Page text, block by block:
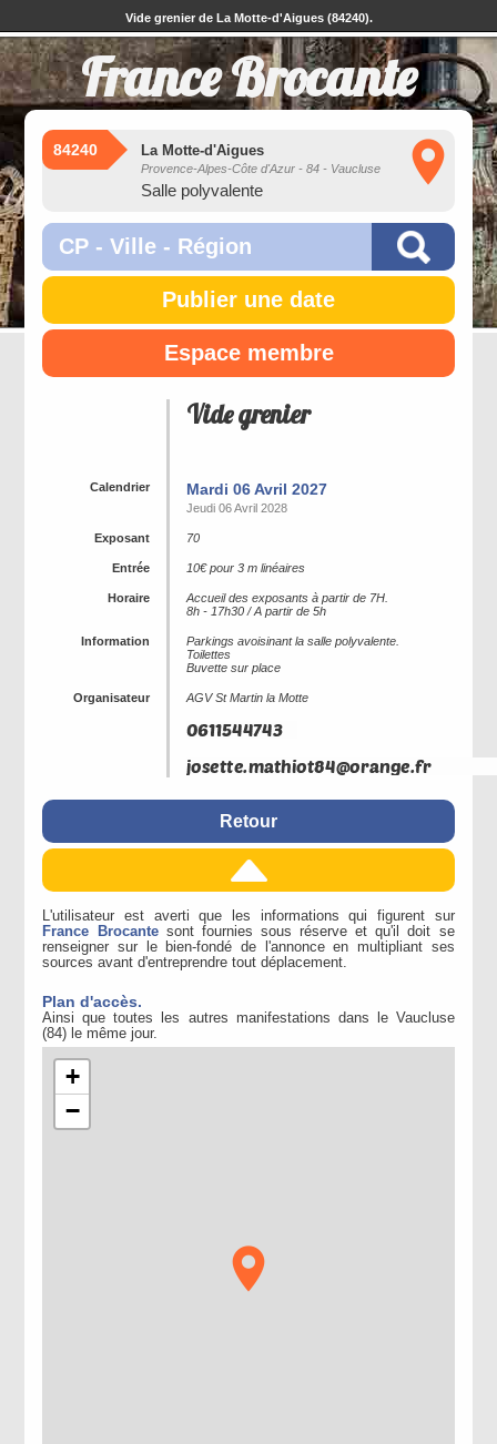
Vide grenier de La Motte-d'Aigues (84240).
France Brocante
84240 La Motte-d'Aigues
Provence-Alpes-Côte d'Azur - 84 - Vaucluse
Salle polyvalente
Publier une date
Espace membre
Vide grenier
Calendrier Mardi 06 Avril 2027
Jeudi 06 Avril 2028
Exposant 70
Entrée 10€ pour 3 m linéaires
Horaire
Accueil des exposants à partir de 7H.
8h - 17h30 / A partir de 5h
Information
Parkings avoisinant la salle polyvalente.
Toilettes
Buvette sur place
Organisateur AGV St Martin la Motte
Retour
L'utilisateur est averti que les informations qui figurent sur
France Brocantesont fournies sous réserve et qu'il doit se
renseigner sur le bien-fondé de l'annonce en multipliant ses
sources avant d'entreprendre tout déplacement.
Plan d'accès.
Ainsi que toutes les autres manifestations dans le Vaucluse
(84) le même jour.
+
−